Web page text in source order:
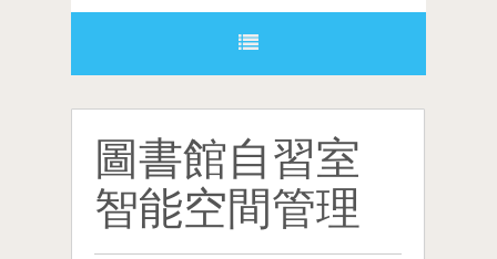
圖書館自習室
智能空間管理